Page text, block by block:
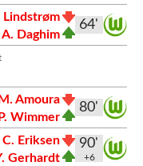
64'
Lindstrøm
A. Daghim
80'
M. Amoura
Wimmer
90'
+6
C. Eriksen
Gerhardt